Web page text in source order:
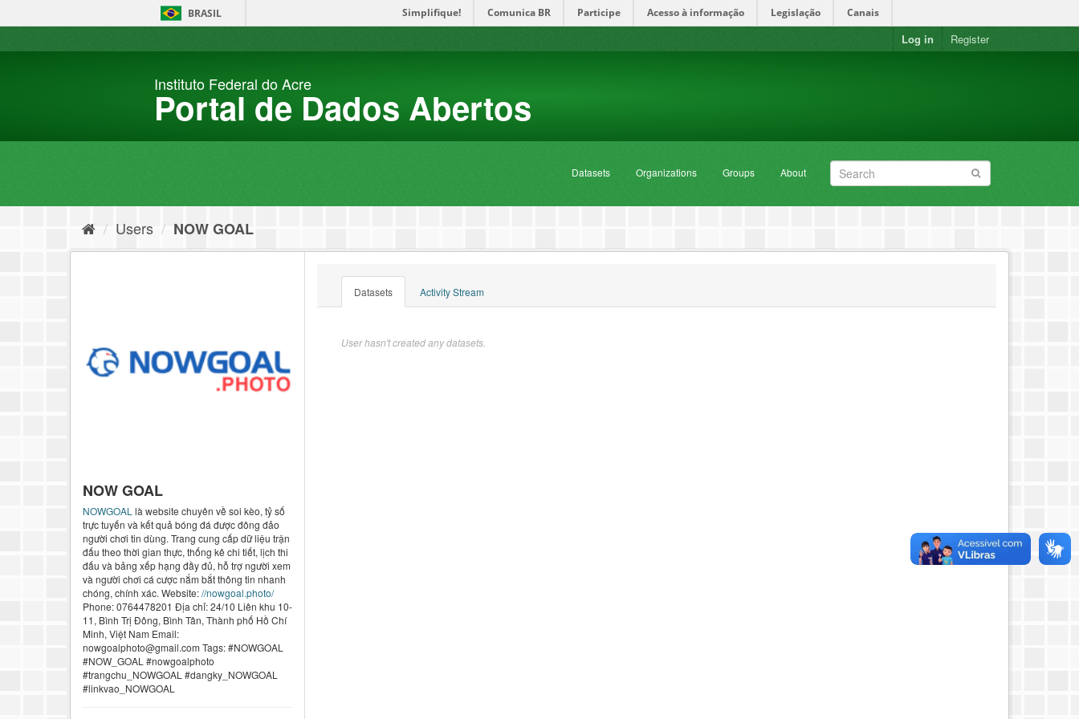
BRASIL Simplifique! Comunica BR Participe Acesso à informação Legislação Canais
Log in Register
Instituto Federal do Acre
Portal de Dados Abertos
Datasets Organizations Groups About
Users NOW GOAL
NOW GOAL
NOWGOAL là website chuyên về soi kèo, tỷ số
trực tuyến và kết quả bóng đá được đông đảo
người chơi tin dùng. Trang cung cấp dữ liệu trận
đấu theo thời gian thực, thống kê chi tiết, lịch thi
đấu và bảng xếp hạng đầy đủ, hỗ trợ người xem
và người chơi cá cược nắm bắt thông tin nhanh
chóng, chính xác. Website://nowgoal.photo/
Phone: 0764478201 Địa chỉ: 24/10 Liên khu 10-
11, Bình Trị Đông, Bình Tân, Thành phố Hồ Chí
Minh, Việt Nam Email:
nowgoalphoto@gmail.com Tags: #NOWGOAL
#NOW_GOAL #nowgoalphoto
#trangchu_NOWGOAL #dangky_NOWGOAL
#linkvao_NOWGOAL
Datasets Activity Stream
User hasn't created any datasets.